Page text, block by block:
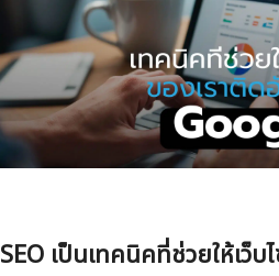
SEO เป็นเทคนิคที่ช่วยให้เว็